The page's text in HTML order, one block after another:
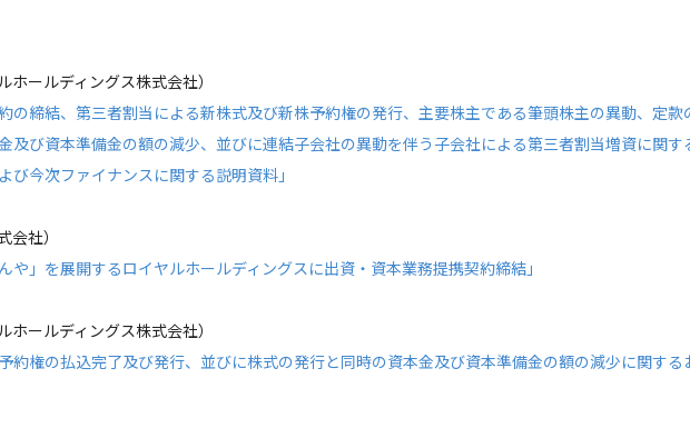
ールディングス株式会社）
の締結、第三者割当による新株式及び新株予約権の発行、主要株主である筆頭株主の異動、定
及び資本準備金の額の減少、並びに連結子会社の異動を伴う子会社による第三者割当増資に関す
び今次ファイナンスに関する説明資料」
社）
や」を展開するロイヤルホールディングスに出資・資本業務提携契約締結」
ールディングス株式会社）
約権の払込完了及び発行、並びに株式の発行と同時の資本金及び資本準備金の額の減少に関する